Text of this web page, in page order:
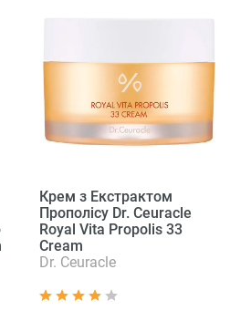
Крем з Екстрактом
Прополісу Dr. Ceuracle
Royal Vita Propolis 33
Cream
Dr. Ceuracle